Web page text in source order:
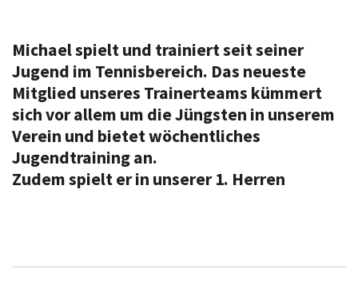
Michael spielt und trainiert seit seiner
Jugend im Tennisbereich. Das neueste
Mitglied unseres Trainerteams kümmert
sich vor allem um die Jüngsten in unserem
Verein und bietet wöchentliches
Jugendtraining an.
Zudem spielt er in unserer 1. Herren